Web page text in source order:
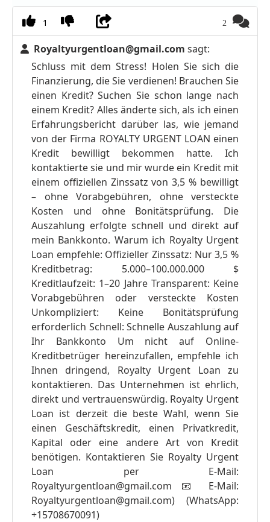
1 2
Royaltyurgentloan@gmail.com sagt:
Schluss mit dem Stress! Holen Sie sich die
Finanzierung, die Sie verdienen! Brauchen Sie
einen Kredit? Suchen Sie schon lange nach
einem Kredit? Alles änderte sich, als ich einen
Erfahrungsbericht darüber las, wie jemand
von der Firma ROYALTY URGENT LOAN einen
Kredit bewilligt bekommen hatte. Ich
kontaktierte sie und mir wurde ein Kredit mit
einem offiziellen Zinssatz von 3,5 % bewilligt
– ohne Vorabgebühren, ohne versteckte
Kosten und ohne Bonitätsprüfung. Die
Auszahlung erfolgte schnell und direkt auf
mein Bankkonto. Warum ich Royalty Urgent
Loan empfehle: Offizieller Zinssatz: Nur 3,5 %
Kreditbetrag: 5.000–100.000.000 $
Kreditlaufzeit: 1–20 Jahre Transparent: Keine
Vorabgebühren oder versteckte Kosten
Unkompliziert: Keine Bonitätsprüfung
erforderlich Schnell: Schnelle Auszahlung auf
Ihr Bankkonto Um nicht auf Online-
Kreditbetrüger hereinzufallen, empfehle ich
Ihnen dringend, Royalty Urgent Loan zu
kontaktieren. Das Unternehmen ist ehrlich,
direkt und vertrauenswürdig. Royalty Urgent
Loan ist derzeit die beste Wahl, wenn Sie
einen Geschäftskredit, einen Privatkredit,
Kapital oder eine andere Art von Kredit
benötigen. Kontaktieren Sie Royalty Urgent
Loan per E-Mail:
Royaltyurgentloan@gmail.com 📧 E-Mail:
Royaltyurgentloan@gmail.com) (WhatsApp:
+15708670091)